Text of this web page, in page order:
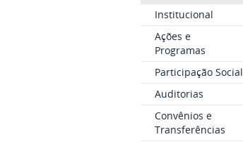
Institucional
Ações e
Programas
Participação Social
Auditorias
Convênios e
Transferências